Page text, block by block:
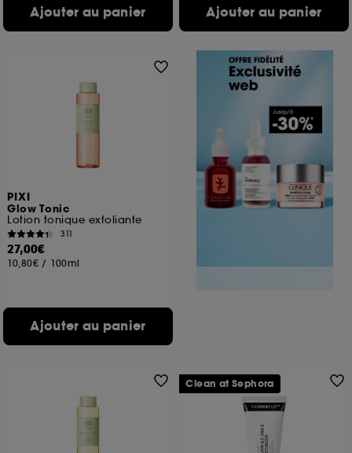
Ajouter au panier Ajouter au panier
PIXI
Glow Tonic
Lotion tonique exfoliante
311
27,00€
10,80€ / 100ml
Ajouter au panier
Clean at Sephora